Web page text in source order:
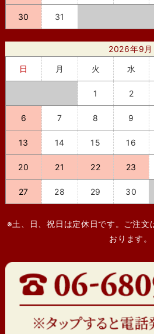
30 31
2026年9月
日
月 火 水
1 2
6 7 8 9
13 14 15 16
20 21 22 23
27 28 29 30
※土、日、祝日は定休日です。ご注
おります。